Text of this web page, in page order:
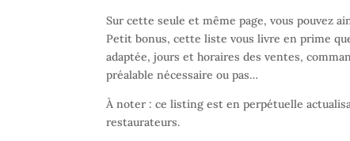
Sur cette seule et même page, vous pouvez
Petit bonus, cette liste vous livre en prime
adaptée, jours et horaires des ventes,
préalable nécessaire ou pas…
À noter : ce listing est en perpétuelle
restaurateurs.